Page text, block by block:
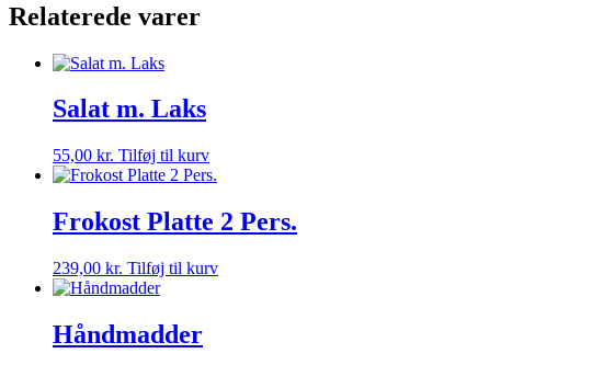
antal
Relaterede varer
Salat m. Laks
55,00 kr. Tilføj til kurv
Frokost Platte 2 Pers.
239,00 kr. Tilføj til kurv
Håndmadder